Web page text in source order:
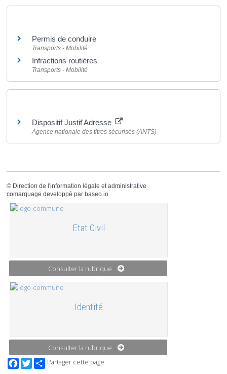
Permis de conduire
Transports - Mobilité
Infractions routières
Transports - Mobilité
Dispositif Justif'Adresse
Agence nationale des titres sécurisés (ANTS)
© Direction de l'information légale et administrative
comarquage developpé par baseo.io
Etat Civil
Consulter la rubrique
Identité
Consulter la rubrique
Facebook
TwitterPartager cette page